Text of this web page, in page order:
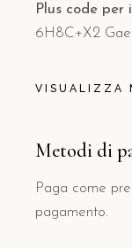
Plus code per
6H8C+X2
VISUALIZZA
Metodi di
Paga come
pagamento.